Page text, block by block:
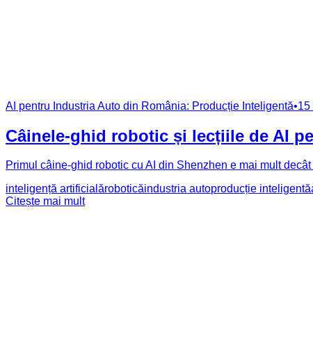
AI pentru Industria Auto din România: Producție Inteligentă•15
Câinele-ghid robotic și lecțiile de AI
Primul câine-ghid robotic cu AI din Shenzhen e mai mult
inteligență artificialăroboticăindustria autoproducție inteligentă
Citește mai mult